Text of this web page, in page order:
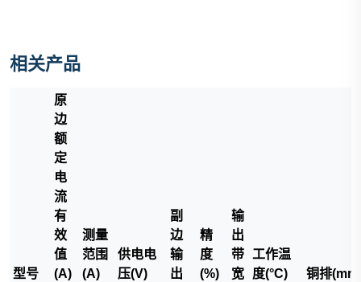
相关产品
型号
原
边
额
定
电
流
有
效
值
(A)
测量
范围
(A)
供电电
压(V)
副
边
输
出
精
度
(%)
输
出
带
宽
工作温
度(°C)
铜排